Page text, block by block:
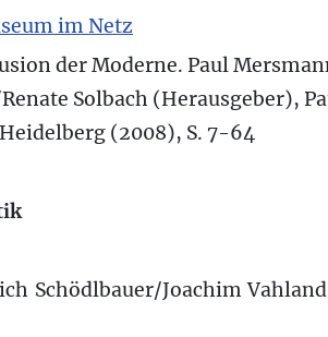
im Netz
der Moderne. Paul
Solbach (Herausgeber),
(2008), S. 7-64
Schödlbauer/Joachim